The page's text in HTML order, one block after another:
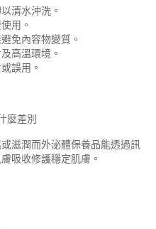
清水沖洗。
用。
免內容物變質。
高溫環境。
誤用。
麼差別
滋潤而外泌體保養品能透過訊
吸收修護穩定肌膚。